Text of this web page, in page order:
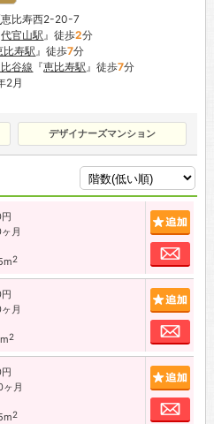
恵比寿西2-20-7
代官山駅』徒歩2分
比寿駅』徒歩7分
谷線 『恵比寿駅』徒歩7分
2月
デザイナーズマンション
月
2
お
月
2
お
月
2
お